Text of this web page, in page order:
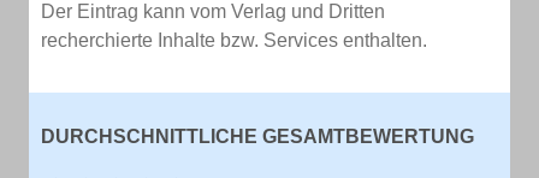
Der Eintrag kann vom Verlag und Dritten
recherchierte Inhalte bzw. Services enthalten.
DURCHSCHNITTLICHE GESAMTBEWERTUNG